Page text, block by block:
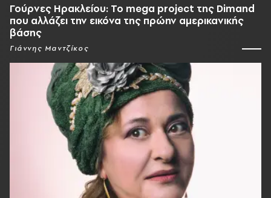
Γούρνες Ηρακλείου: To mega project της Dimand
που αλλάζει την εικόνα της πρώην αμερικανικής
βάσης
Γιάννης Μαντζίκος